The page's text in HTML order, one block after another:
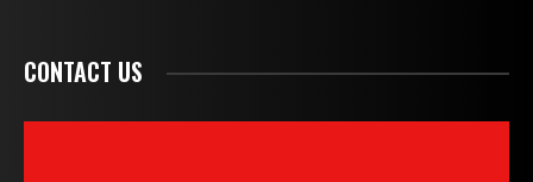
CONTACT US